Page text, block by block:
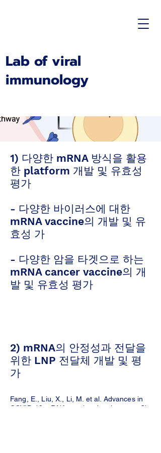
Lab of viral
immunology
1) 다양한 mRNA 방식을 활용
한 platform 개발 및 유효성
평가
- 다양한 바이러스에 대한
mRNA vaccine의 개발 및 유
효성 가
- 다양한 암을 타겟으로 하는
mRNA cancer vaccine의 개
발 및 유효성 평가
2) mRNA의 안정성과 전달을
위한 LNP 전달체 개발 및 평
가
Fang, E., Liu, X., Li, M. et al. Advances in
COVID-19 mRNA vaccine development. Sig